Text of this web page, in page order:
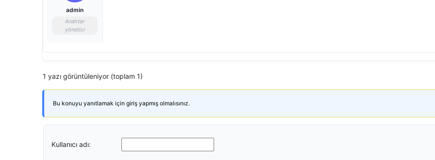
admin
Anahtar
yönetici
1 yazı görüntüleniyor (toplam 1)
Bu konuyu yanıtlamak için giriş yapmış olmalısınız.
Kullanıcı adı: